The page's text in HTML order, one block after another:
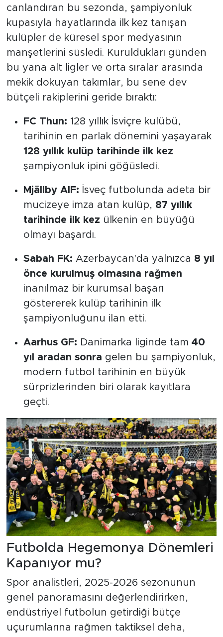
canlandıran bu sezonda, şampiyonluk
kupasıyla hayatlarında ilk kez tanışan
kulüpler de küresel spor medyasının
manşetlerini süsledi. Kuruldukları günden
bu yana alt ligler ve orta sıralar arasında
mekik dokuyan takımlar, bu sene dev
bütçeli rakiplerini geride bıraktı:
FC Thun: 128 yıllık İsviçre kulübü,
tarihinin en parlak dönemini yaşayarak
128 yıllık kulüp tarihinde ilk kez
şampiyonluk ipini göğüsledi.
Mjällby AIF: İsveç futbolunda adeta bir
mucizeye imza atan kulüp, 87 yıllık
tarihinde ilk kez ülkenin en büyüğü
olmayı başardı.
Sabah FK: Azerbaycan'da yalnızca 8 yıl
önce kurulmuş olmasına rağmen
inanılmaz bir kurumsal başarı
göstererek kulüp tarihinin ilk
şampiyonluğunu ilan etti.
Aarhus GF: Danimarka liginde tam 40
yıl aradan sonra gelen bu şampiyonluk,
modern futbol tarihinin en büyük
sürprizlerinden biri olarak kayıtlara
geçti.
Futbolda Hegemonya Dönemleri
Kapanıyor mu?
Spor analistleri, 2025-2026 sezonunun
genel panoramasını değerlendirirken,
endüstriyel futbolun getirdiği bütçe
uçurumlarına rağmen taktiksel deha,